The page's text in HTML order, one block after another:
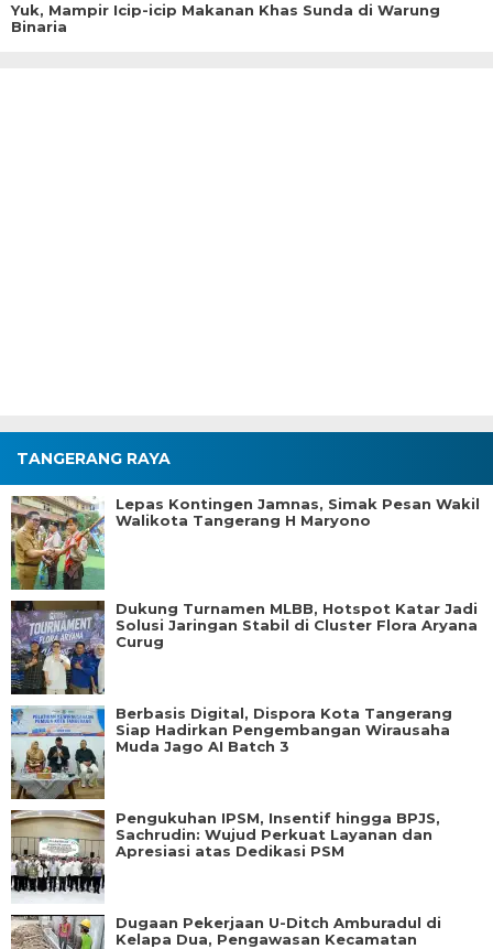
Yuk, Mampir Icip-icip Makanan Khas Sunda di Warung
Binaria
TANGERANG RAYA
Lepas Kontingen Jamnas, Simak Pesan Wakil
Walikota Tangerang H Maryono
Dukung Turnamen MLBB, Hotspot Katar Jadi
Solusi Jaringan Stabil di Cluster Flora Aryana
Curug
Berbasis Digital, Dispora Kota Tangerang
Siap Hadirkan Pengembangan Wirausaha
Muda Jago AI Batch 3
Pengukuhan IPSM, Insentif hingga BPJS,
Sachrudin: Wujud Perkuat Layanan dan
Apresiasi atas Dedikasi PSM
Dugaan Pekerjaan U-Ditch Amburadul di
Kelapa Dua, Pengawasan Kecamatan